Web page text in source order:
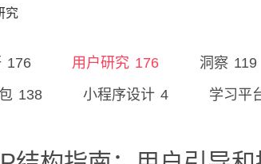
究
176 用户研究 176 洞察 119
138 小程序设计 4 学习平